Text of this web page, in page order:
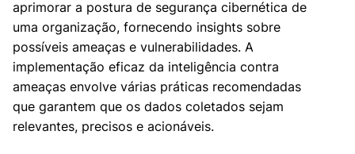
aprimorar a postura de segurança cibernética de
uma organização, fornecendo insights sobre
possíveis ameaças e vulnerabilidades. A
implementação eficaz da inteligência contra
ameaças envolve várias práticas recomendadas
que garantem que os dados coletados sejam
relevantes, precisos e acionáveis.